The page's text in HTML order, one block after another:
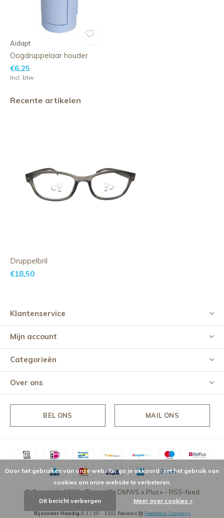
Aidapt
Oogdruppelaar houder
€6,25
Incl. btw
Recente artikelen
Druppelbril
€18,50
Klantenservice
Mijn account
Categorieën
Over ons
BEL ONS MAIL ONS
© Copyright2026- Theme By DMWS x Plus+ - RSS-feed
Bijzonder Handig9,1/10-1102 Reviews @ Feedback Company
Door het gebruiken van onze website, ga je akkoord met het gebruik van
cookies om onze website te verbeteren.
Dit bericht verbergen Meer over cookies »